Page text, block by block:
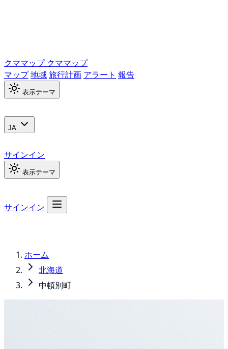
クママップ クママップ
マップ地域旅行計画 アラート 報告
表示テーマ
JA
サインイン
表示テーマ
サインイン
ホーム
北海道
中頓別町